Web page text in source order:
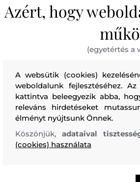
A fényűző szatén csábító
Párosítsa egy hosszú
Szezon: PS23 Termék kódja
Azért, hogy
(egyetértés a
A websütik (cookies)
weboldalunk fejlesztéséhez.
kattintva beleegyezik abba,
releváns hirdetéseket
élményt nyújtsunk Önnek.
Köszönjük, adataival
(cookies) használata